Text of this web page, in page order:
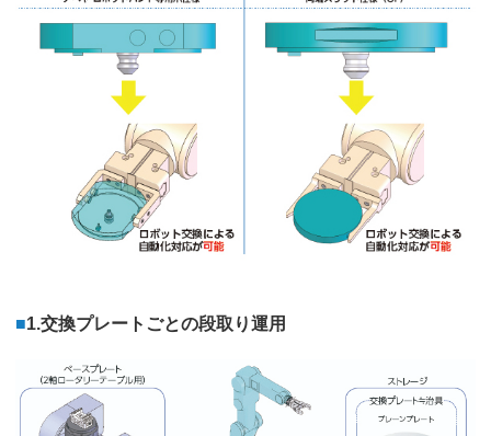
■1.交換プレートごとの段取り運用